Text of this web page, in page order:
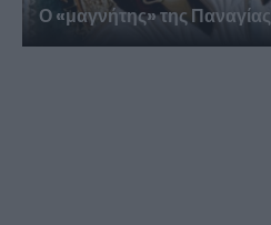
Ο «μαγνήτης» της Παναγίας